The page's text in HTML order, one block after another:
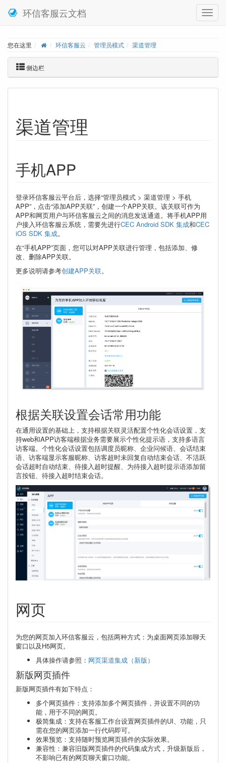
环信客服云文档
您在这里 环信客服云 管理员模式 渠道管理
侧边栏
渠道管理
手机APP
登录环信客服云平台后，选择“管理员模式 > 渠道管理 > 手机
APP”，点击“添加APP关联”，创建一个APP关联。该关联可作为
APP和网页用户与环信客服云之间的消息发送通道。将手机APP用
户接入环信客服云系统，需要先进行CEC Android SDK 集成和CEC
iOS SDK 集成。
在“手机APP”页面，您可以对APP关联进行管理，包括添加、修
改、删除APP关联。
更多说明请参考创建APP关联。
根据关联设置会话常用功能
在通用设置的基础上，支持根据关联灵活配置个性化会话设置，支
持web和APP访客端根据业务需要展示个性化提示语，支持多语言
访客端。个性化会话设置包括调度员昵称、企业问候语、会话结束
语、访客端显示客服昵称、访客超时未回复自动结束会话、不活跃
会话超时自动结束、待接入超时提醒、为待接入超时提示语添加留
言按钮、待接入超时结束会话。
网页
为您的网页加入环信客服云，包括两种方式：为桌面网页添加聊天
窗口以及H5网页。
具体操作请参照： 网页渠道集成（新版）
新版网页插件
新版网页插件有如下特点：
多个网页插件：支持添加多个网页插件，并设置不同的功
能，用于不同的网页。
极简集成：支持在客服工作台设置网页插件的UI、功能，只
需在您的网页添加一行代码即可。
效果预览：支持随时预览网页插件的实际效果。
兼容性：兼容旧版网页插件的代码集成方式，升级新版后，
不影响已有的网页聊天窗口功能。